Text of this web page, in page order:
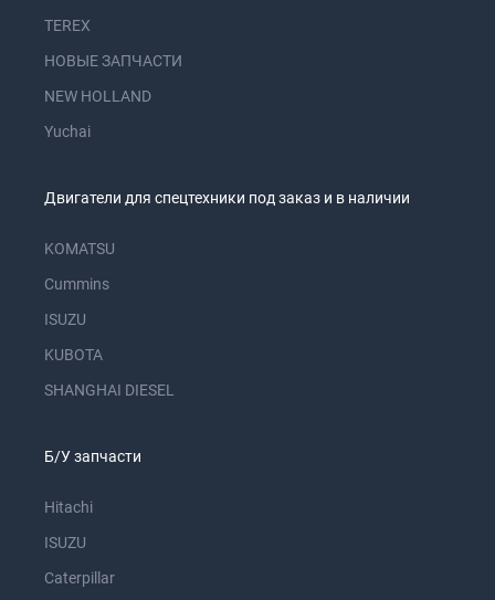
TEREX
НОВЫЕ ЗАПЧАСТИ
NEW HOLLAND
Yuchai
Двигатели для спецтехники под заказ и в наличии
KOMATSU
Cummins
ISUZU
KUBOTA
SHANGHAI DIESEL
Б/У запчасти
Hitachi
ISUZU
Caterpillar